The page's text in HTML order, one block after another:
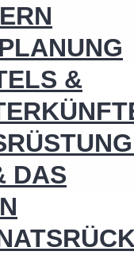
&
DAS